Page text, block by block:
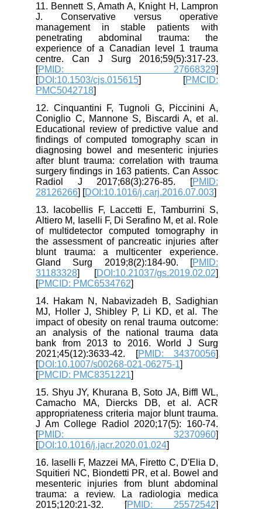
11. Bennett S, Amath A, Knight H, Lampron
J. Conservative versus operative
management in stable patients with
penetrating abdominal trauma: the
experience of a Canadian level 1 trauma
centre. Can J Surg 2016;59(5):317-23.
[PMID: 27668329
[DOI:10.1503/cjs.015615 ] [PMCID:
PMC5042718
12. Cinquantini F, Tugnoli G, Piccinini A,
Coniglio C, Mannone S, Biscardi A, et al.
Educational review of predictive value and
findings of computed tomography scan in
diagnosing bowel and mesenteric injuries
after blunt trauma: correlation with trauma
surgery findings in 163 patients. Can Assoc
Radiol J 2017;68(3):276-85. [PMID:
28126266] [DOI:10.1016/j.carj.2016.07.003
13. Iacobellis F, Laccetti E, Tamburrini S,
Altiero M, Iaselli F, Di Serafino M, et al. Role
of multidetector computed tomography in
the assessment of pancreatic injuries after
blunt trauma: a multicenter experience.
Gland Surg 2019;8(2):184-90. [PMID:
31183328
] [DOI:10.21037/gs.2019.02.02
[PMCID: PMC6534762
14. Hakam N, Nabavizadeh B, Sadighian
MJ, Holler J, Shibley P, Li KD, et al. The
impact of obesity on renal trauma outcome:
an analysis of the national trauma data
bank from 2013 to 2016. World J Surg
2021;45(12):3633-42. [PMID: 34370056
[DOI:10.1007/s00268-021-06275-1
[PMCID: PMC8351221
15. Shyu JY, Khurana B, Soto JA, Biffl WL,
Camacho MA, Diercks DB, et al. ACR
appropriateness criteria major blunt trauma.
J Am College Radiol 2020;17(5): 160-74.
[PMID: 32370960
[DOI:10.1016/j.jacr.2020.01.024
16. Iaselli F, Mazzei MA, Firetto C, D'Elia D,
Squitieri NC, Biondetti PR, et al. Bowel and
mesenteric injuries from blunt abdominal
trauma: a review. La radiologia medica
2015;120:21-32. [PMID: 25572542